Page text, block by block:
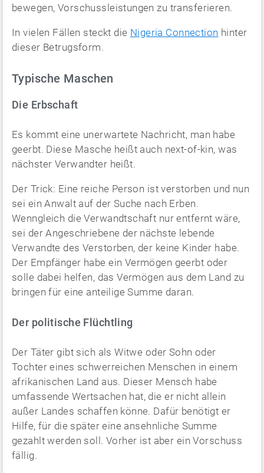
bewegen, Vorschussleistungen zu transferieren.
In vielen Fällen steckt die Nigeria Connection hinter
dieser Betrugsform.
Typische Maschen
Die Erbschaft
Es kommt eine unerwartete Nachricht, man habe
geerbt. Diese Masche heißt auch next-of-kin, was
nächster Verwandter heißt.
Der Trick: Eine reiche Person ist verstorben und nun
sei ein Anwalt auf der Suche nach Erben.
Wenngleich die Verwandtschaft nur entfernt wäre,
sei der Angeschriebene der nächste lebende
Verwandte des Verstorben, der keine Kinder habe.
Der Empfänger habe ein Vermögen geerbt oder
solle dabei helfen, das Vermögen aus dem Land zu
bringen für eine anteilige Summe daran.
Der politische Flüchtling
Der Täter gibt sich als Witwe oder Sohn oder
Tochter eines schwerreichen Menschen in einem
afrikanischen Land aus. Dieser Mensch habe
umfassende Wertsachen hat, die er nicht allein
außer Landes schaffen könne. Dafür benötigt er
Hilfe, für die später eine ansehnliche Summe
gezahlt werden soll. Vorher ist aber ein Vorschuss
fällig.